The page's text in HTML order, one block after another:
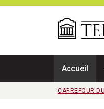
Passer au contenu principal
Accueil
CARREFOUR